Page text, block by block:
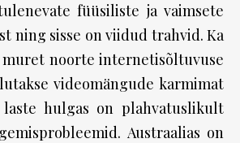
füüsiliste ja vaimsete
ning sisse on viidud trahvid. Ka
noorte internetisõltuvuse
videomängude karmimat
hulgas on plahvatuslikult
Austraalias on